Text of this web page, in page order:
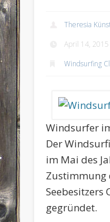
Theresia
April 14, 2015
Windsurfing
Windsurfer
Der
im Mai des
Zustimmung
Seebesitzers
gegründet.